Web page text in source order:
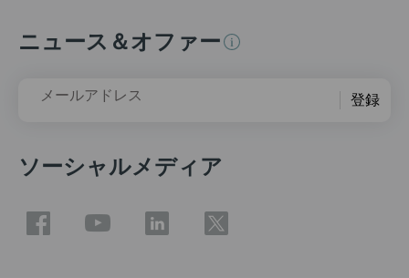
ニュース＆オファー
メールアドレス 登録
ソーシャルメディア